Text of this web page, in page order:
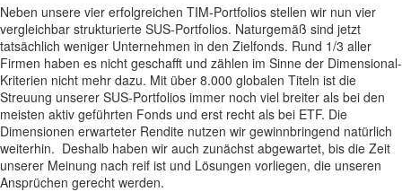
Neben unsere vier erfolgreichen TIM-Portfolios stellen wir nun vier
vergleichbar strukturierte SUS-Portfolios. Naturgemäß sind jetzt
tatsächlich weniger Unternehmen in den Zielfonds. Rund 1/3 aller
Firmen haben es nicht geschafft und zählen im Sinne der Dimensional-
Kriterien nicht mehr dazu. Mit über 8.000 globalen Titeln ist die
Streuung unserer SUS-Portfolios immer noch viel breiter als bei den
meisten aktiv geführten Fonds und erst recht als bei ETF. Die
Dimensionen erwarteter Rendite nutzen wir gewinnbringend natürlich
weiterhin. Deshalb haben wir auch zunächst abgewartet, bis die Zeit
unserer Meinung nach reif ist und Lösungen vorliegen, die unseren
Ansprüchen gerecht werden.